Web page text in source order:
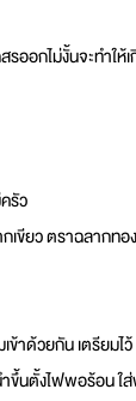
ออกไม่งั้นจะทำให้
รัว
เขียว ตราฉลากทอง
ข้าด้วยกัน เตรียมไว้
ำขึ้นตั้งไฟพอร้อน